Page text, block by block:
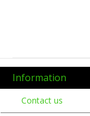
Information
Contact us